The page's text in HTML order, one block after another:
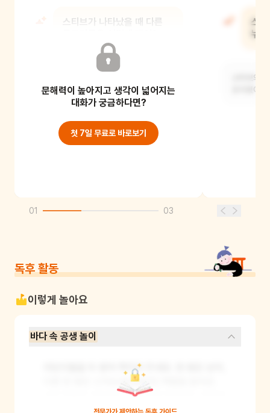
스티브가 나타났을 때 다른
먹고 황급히 도망갔어요.
문해력이 높아지고 생각이 넓어지는
대화가 궁금하다면?
첫 7일 무료로 바로보기
스
누
스티브의
조지였어요.
01 03
독후 활동
이렇게 놀아요
바다 속 공생 놀이
어린이들을 두 명씩 짝지어 주세요. 한 명은 상어,
다른 한 명은 스티브(동갈방어) 역할을 맡아요.
상어 역할의 어린이는 팔을 벌려 헤엄치는 동작을